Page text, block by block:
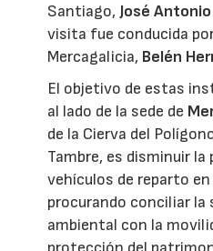
Santiago, José
visita fue conducida
Mercagalicia, Belén
El objetivo de estas
al lado de la sede de
de la Cierva del
Tambre, es disminuir la
vehículos de reparto
procurando conciliar la
ambiental con la